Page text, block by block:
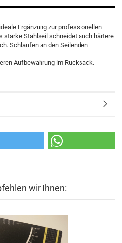
Ergänzung zur professionellen
starke Stahlseil schneidet auch härtere
Schlaufen an den Seilenden
Aufbewahrung im Rucksack.
wir Ihnen: